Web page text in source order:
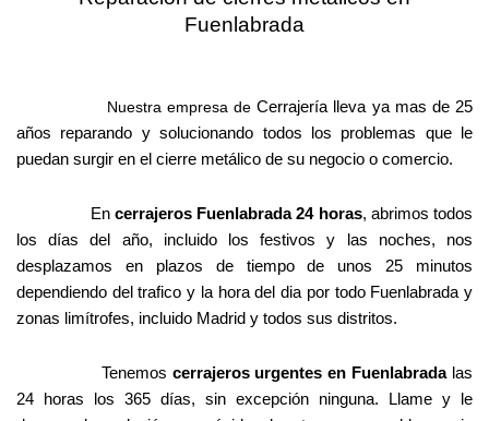
Fuenlabrada
Nuestra empresa de Cerrajería lleva ya mas de 25
años reparando y solucionando todos los problemas que le
puedan surgir en el cierre metálico de su negocio o comercio.
En cerrajeros Fuenlabrada 24 horas, abrimos todos
los días del año, incluido los festivos y las noches, nos
desplazamos en plazos de tiempo de unos 25 minutos
dependiendo del trafico y la hora del dia por todo Fuenlabrada y
zonas limítrofes, incluido Madrid y todos sus distritos.
Tenemos cerrajeros urgentes en Fuenlabradalas
24 horas los 365 días, sin excepción ninguna. Llame y le